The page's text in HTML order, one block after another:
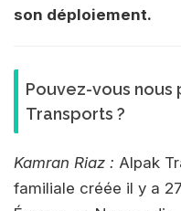
son déploiement.
Pouvez-vous nous
Transports ?
Kamran Riaz : Alpak
familiale créée il y a